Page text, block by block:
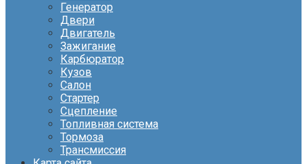
Генератор
Двери
Двигатель
Зажигание
Карбюратор
Кузов
Салон
Стартер
Сцепление
Топливная система
Тормоза
Трансмиссия